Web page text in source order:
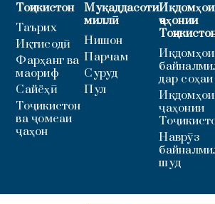
Тоҷикистон
Таърих
Иқтисодӣ
Фарҳанг ва
маориф
Сайёҳӣ
Тоҷикистон
ва ҷомеаи
ҷаҳон
Муқаддасоти
миллӣ
Нишон
Парчам
Суруд
Пул
Иқдомҳои
ҷаҳонии
Иқдомҳои
дар
Иқдомҳои
ҷаҳонии
Наврӯз
шуд